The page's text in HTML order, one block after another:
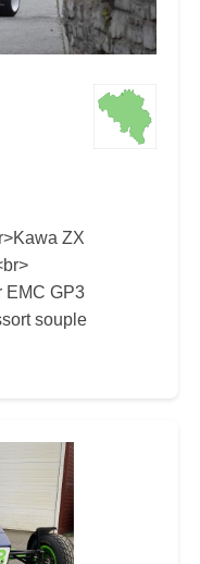
ZX
EMC GP3
souple